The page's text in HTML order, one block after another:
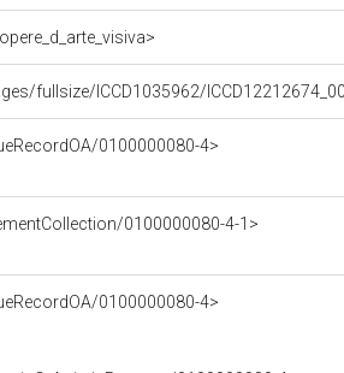
fullsize/ICCD1035962/
0100000080-4>
0100000080-4-1>
0100000080-4>